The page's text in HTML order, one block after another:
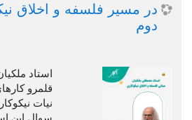
در مسیر فلسفه و اخلاق
دوم
استاد
قلمرو
نیات